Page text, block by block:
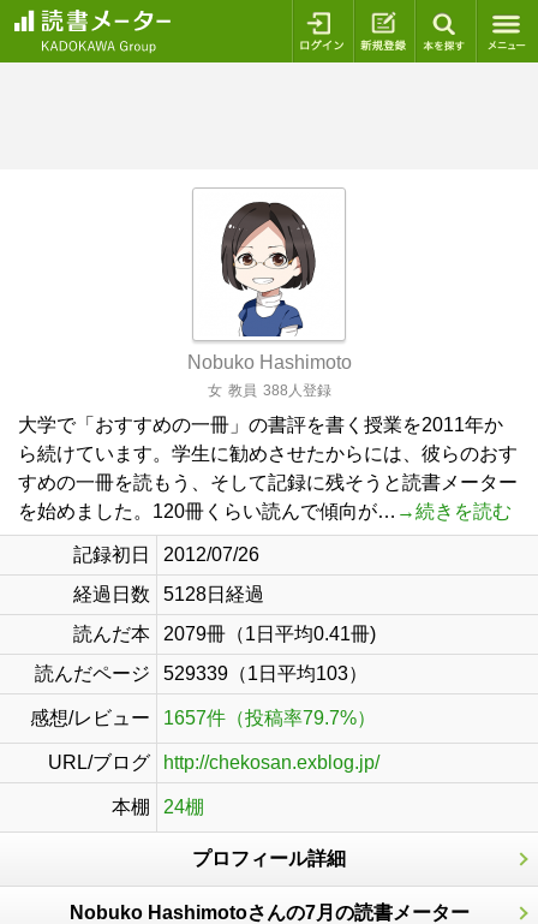
ログイン 新規登録
Nobuko Hashimoto
女 教員 388人登録
大学で「おすすめの一冊」の書評を書く授業を2011年か
ら続けています。学生に勧めさせたからには、彼らのおす
すめの一冊を読もう、そして記録に残そうと読書メーター
を始めました。120冊くらい読んで傾向が… →続きを読む
記録初日
2012/07/26
経過日数
5128日経過
読んだ本
2079冊（1日平均0.41冊)
読んだページ
529339（1日平均103）
感想/レビュー 1657件（投稿率79.7%）
URL/ブログ http://chekosan.exblog.jp/
本棚 24棚
プロフィール詳細
Nobuko Hashimotoさんの7月の読書メーター